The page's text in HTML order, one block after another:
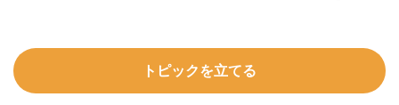
トピックを立てる